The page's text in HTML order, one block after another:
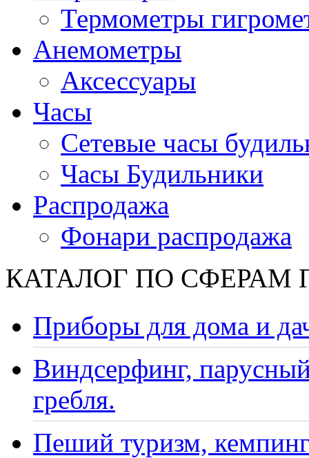
Термометры
Анемометры
Аксессуары
Часы
Сетевые часы
Часы Будильники
Распродажа
Фонари распродажа
КАТАЛОГ ПО СФЕРАМ
Приборы для дома и
Виндсерфинг,
гребля.
Пеший туризм,